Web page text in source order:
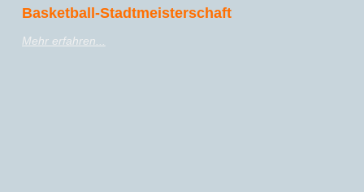
Basketball-Stadtmeisterschaft
Mehr erfahren...